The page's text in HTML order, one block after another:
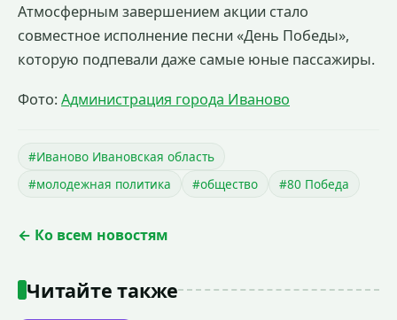
Атмосферным завершением акции стало
совместное исполнение песни «День Победы»,
которую подпевали даже самые юные пассажиры.
Фото: Администрация города Иваново
#Иваново Ивановская область
#молодежная политика
#общество #80 Победа
← Ко всем новостям
Читайте также